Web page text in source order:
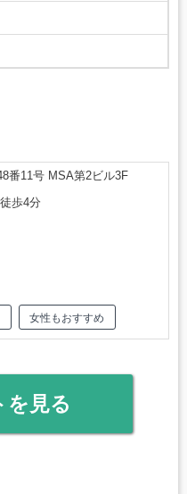
番11号 MSA第2ビル3F
歩4分
女性もおすすめ
を見る